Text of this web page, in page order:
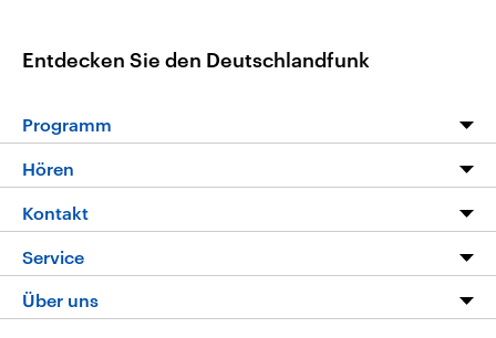
Entdecken Sie den Deutschlandfunk
Programm
Die Nachrichten
Nachrichtenleicht
Neue Beiträge auf dlf.de
Hören
Livestream
Podcasts
Deutschlandfunk App
Kontakt
Service
FAQ
Über uns